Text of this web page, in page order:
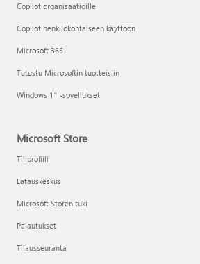
Copilot organisaatioille
Copilot henkilökohtaiseen käyttöön
Microsoft 365
Tutustu Microsoftin tuotteisiin
Windows 11 -sovellukset
Microsoft Store
Tiliprofiili
Latauskeskus
Microsoft Storen tuki
Palautukset
Tilausseuranta